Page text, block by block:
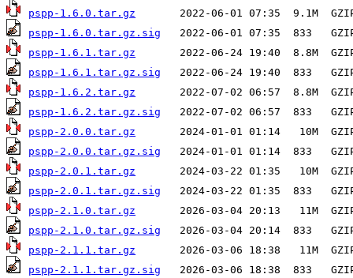
pspp-1.6.0.tar.gz
pspp-1.6.0.tar.gz.sig
pspp-1.6.1.tar.gz
pspp-1.6.1.tar.gz.sig
pspp-1.6.2.tar.gz
pspp-1.6.2.tar.gz.sig
pspp-2.0.0.tar.gz
pspp-2.0.0.tar.gz.sig
pspp-2.0.1.tar.gz
pspp-2.0.1.tar.gz.sig
pspp-2.1.0.tar.gz
pspp-2.1.0.tar.gz.sig
pspp-2.1.1.tar.gz
pspp-2.1.1.tar.gz.sig